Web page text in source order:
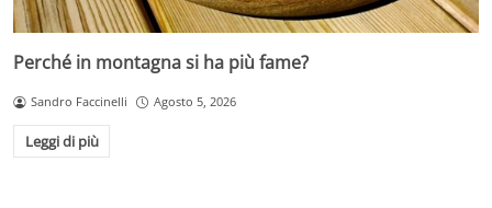
Perché in montagna si ha più fame?
Sandro Faccinelli Agosto 5, 2026
Leggi di più